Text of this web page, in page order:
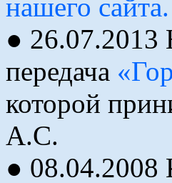
нашего сайта.
● 26.07.2013
передача
которой
А.С.
● 08.04.2008